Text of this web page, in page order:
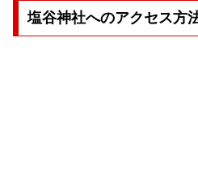
塩谷神社へのアクセス方